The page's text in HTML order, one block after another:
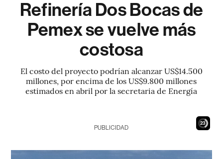
Refinería Dos Bocas de
Pemex se vuelve más
costosa
El costo del proyecto podrían alcanzar US$14.500
millones, por encima de los US$9.800 millones
estimados en abril por la secretaria de Energía
22
PUBLICIDAD